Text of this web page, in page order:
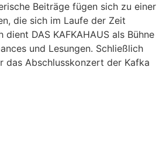
Beiträge fügen sich zu einer
die sich im Laufe der Zeit
DAS KAFKAHAUS als Bühne
und Lesungen. Schließlich
das Abschlusskonzert der Kafka